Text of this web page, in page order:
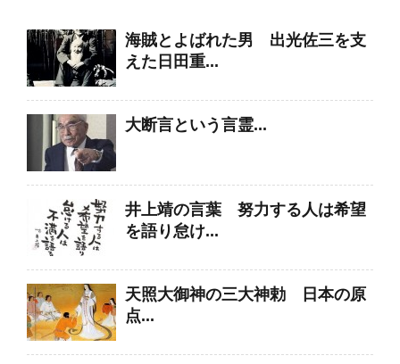
海賊とよばれた男 出光佐三を支
えた日田重...
大断言という言霊...
井上靖の言葉 努力する人は希望
を語り怠け...
天照大御神の三大神勅 日本の原
点...